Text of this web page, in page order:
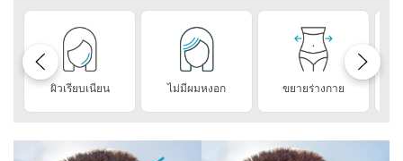
ผิวเรียบเนียน ไม่มีผมหงอก ขยายร่างกาย